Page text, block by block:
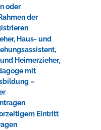
oder
der
Haus- und
Heimerzieher,
mit
–
Eintritt